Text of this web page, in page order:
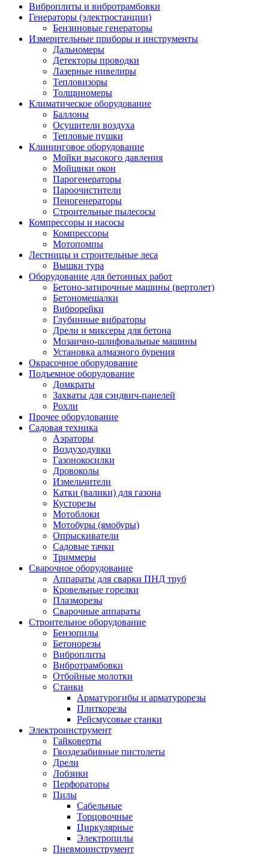
Виброплиты и вибротрамбовки
Генераторы (электростанции)
Бензиновые генераторы
Измерительные приборы и инструменты
Дальномеры
Детекторы проводки
Лазерные нивелиры
Тепловизоры
Толщиномеры
Климатическое оборудование
Баллоны
Осушители воздуха
Тепловые пушки
Клининговое оборудование
Мойки высокого давления
Мойщики окон
Парогенераторы
Пароочистители
Пеногенераторы
Строительные пылесосы
Компрессоры и насосы
Компрессоры
Мотопомпы
Лестницы и строительные леса
Вышки тура
Оборудование для бетонных работ
Бетоно-затирочные машины (вертолет)
Бетономешалки
Виброрейки
Глубинные вибраторы
Дрели и миксеры для бетона
Мозаично-шлифовальные машины
Установка алмазного бурения
Окрасочное оборудование
Подъемное оборудование
Домкраты
Захваты для сэндвич-панелей
Рохли
Прочее оборудование
Садовая техника
Аэраторы
Воздуходувки
Газонокосилки
Дровоколы
Измельчители
Катки (валики) для газона
Кусторезы
Мотоблоки
Мотобуры (ямобуры)
Опрыскиватели
Садовые тачки
Триммеры
Сварочное оборудование
Аппараты для сварки ПНД труб
Кровельные горелки
Плазморезы
Сварочные аппараты
Строительное оборудование
Бензопилы
Бетонорезы
Виброплиты
Вибротрамбовки
Отбойные молотки
Станки
Арматурогибы и арматурорезы
Плиткорезы
Рейсмусовые станки
Электроинструмент
Гайковерты
Гвоздезабивные пистолеты
Дрели
Лобзики
Перфораторы
Пилы
Сабельные
Торцовочные
Циркулярные
Электропилы
Пневмоинструмент